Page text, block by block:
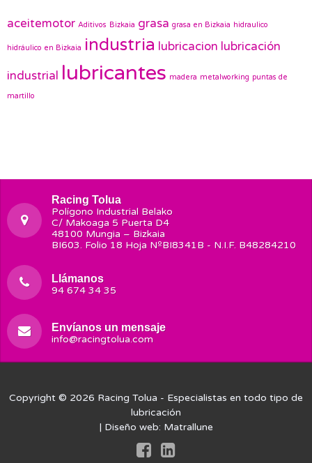
aceitemotor Aditivos Bizkaia grasa grasa en Bizkaia hidraulico
hidráulico en Bizkaia industria lubricacion lubricación
industrial lubricantes madera metalworking puntas de
martillo
Racing Tolua
Polígono Industrial Belako
C/ Makoaga 5 Puerta D4
48100 Mungia – Bizkaia
BI603. Folio 18 Hoja NºBI8341B - N.I.F. B48284210
Llámanos
94 674 34 35
Envíanos un mensaje
info@racingtolua.com
Copyright © 2026 Racing Tolua - Especialistas en todo tipo de
lubricación
| Diseño web: Matrallune